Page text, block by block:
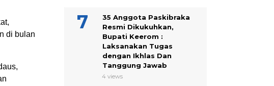
di bulan
35 Anggota Paskibraka
Resmi Dikukuhkan,
Bupati Keerom :
Laksanakan Tugas
dengan Ikhlas Dan
Tanggung Jawab
4 views